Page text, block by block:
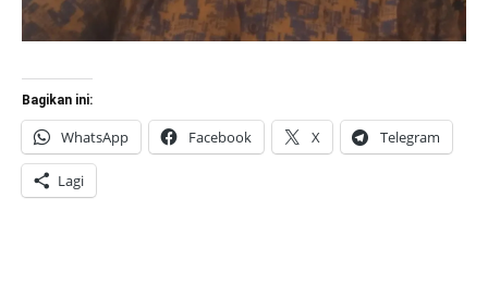
Bagikan ini:
WhatsApp Facebook X Telegram
Lagi